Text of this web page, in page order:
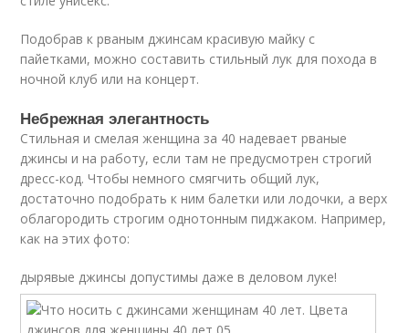
Подобрав к рваным джинсам красивую майку с
пайетками, можно составить стильный лук для похода в
ночной клуб или на концерт.
Небрежная элегантность
Стильная и смелая женщина за 40 надевает рваные
джинсы и на работу, если там не предусмотрен строгий
дресс-код. Чтобы немного смягчить общий лук,
достаточно подобрать к ним балетки или лодочки, а верх
облагородить строгим однотонным пиджаком. Например,
как на этих фото:
дырявые джинсы допустимы даже в деловом луке!